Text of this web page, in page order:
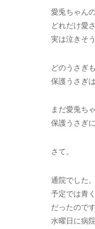
愛兎ちゃん
どれだけ愛
実は泣きそ
どのうさぎ
保護うさぎ
まだ愛兎ち
保護うさぎ
さて。
通院でした。
予定では青
だったのです
水曜日に病